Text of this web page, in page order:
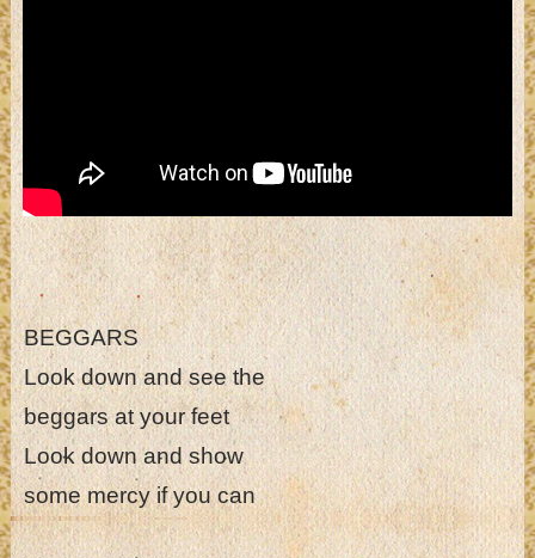
BEGGARS
Look down and see the
beggars at your feet
Look down and show
some mercy if you can